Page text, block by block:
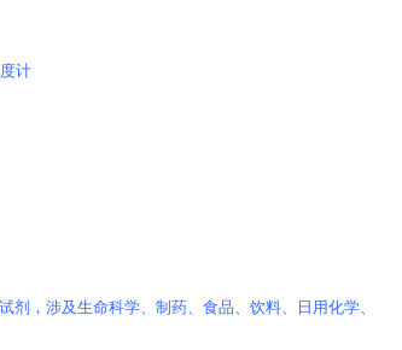
计
，涉及生命科学、制药、食品、饮料、日用化学、